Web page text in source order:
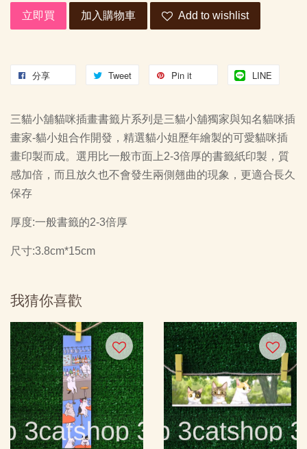
立即買 加入購物車 Add to wishlist
分享 Tweet Pin it LINE
三貓小舖貓咪插畫書籤片系列是三貓小舖獨家與知名貓咪插
畫家-貓小姐合作開發，精選貓小姐歷年繪製的可愛貓咪插
畫印製而成。選用比一般市面上2-3倍厚的書籤紙印製，質
感加倍，而且放久也不會發生兩側翹曲的現象，更適合長久
保存
厚度:一般書籤的2-3倍厚
尺寸:3.8cm*15cm
我猜你喜歡